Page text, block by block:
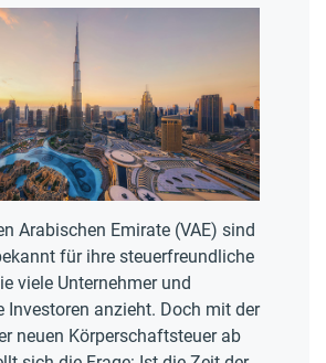
Arabischen Emirate (VAE) sind
für ihre steuerfreundliche
viele Unternehmer und
Investoren anzieht. Doch mit der
neuen Körperschaftsteuer ab